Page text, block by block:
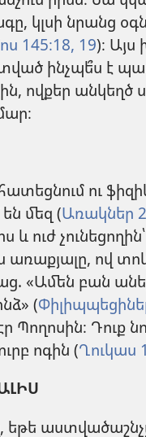
կլսի նրանց
145։18, 19)։
ինչպե՞ս է
ովքեր անկեղծ
ու
մեզ (Առակներ
ուժ
առաքյալը, ով
«Ամեն բան
(
Պողոսին։ Դուք
ոգին (Ղուկաս
եթե